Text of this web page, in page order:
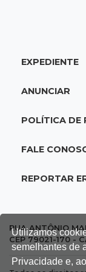
Utilizamos
semelhantes de
Privacidade e,
20:06
abertas em
Em visita à
futuro do
19:09
EXPEDIENTE
ANUNCIAR
POLÍTICA DE
FALE
REPORTAR
RUA ANTÔNIO
CEP 79021-170 -